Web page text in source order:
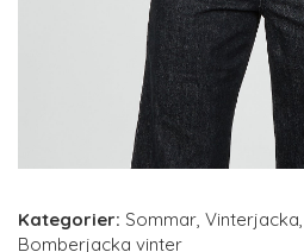
Kategorier: Sommar Vinterjacka
Bomberjacka vinter